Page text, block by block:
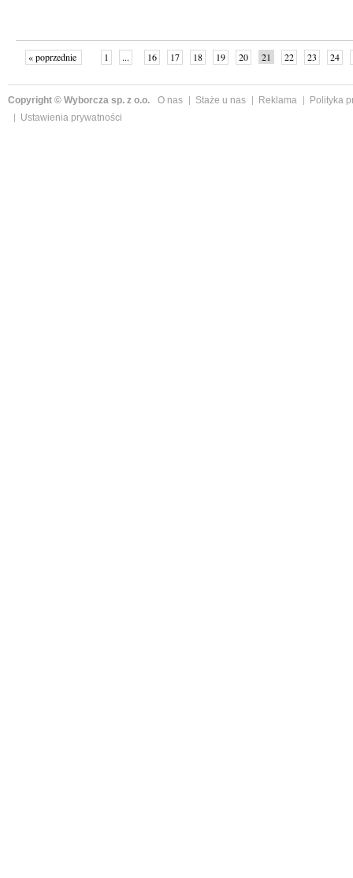
« poprzednie 1 ... 16 17 18 19 20 21 22 23 24
Copyright © Wyborcza sp. z o.o. O nas Staże u nas Reklama
Polityka
Ustawienia prywatności